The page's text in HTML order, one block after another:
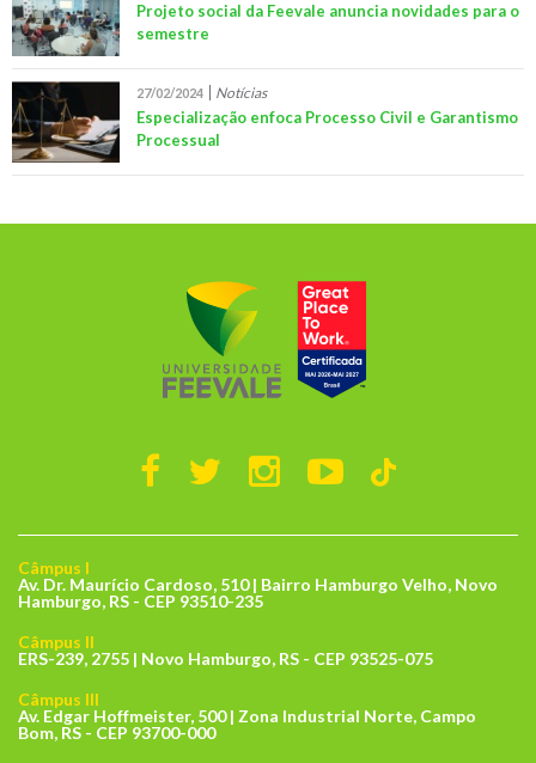
Projeto social da Feevale anuncia novidades para o
semestre
27/02/2024 Notícias
Especialização enfoca Processo Civil e Garantismo
Processual
Câmpus I
Av. Dr. Maurício Cardoso, 510 | Bairro Hamburgo Velho, Novo
Hamburgo, RS - CEP 93510-235
Câmpus II
ERS-239, 2755 | Novo Hamburgo, RS - CEP 93525-075
Câmpus III
Av. Edgar Hoffmeister, 500 | Zona Industrial Norte, Campo
Bom, RS - CEP 93700-000